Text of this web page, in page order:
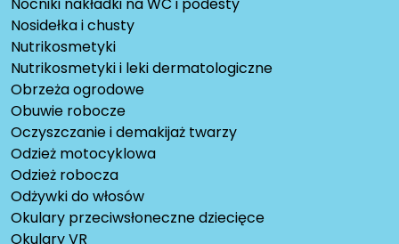
Nosidełka i chusty
Nutrikosmetyki
Nutrikosmetyki i leki dermatologiczne
Obrzeża ogrodowe
Obuwie robocze
Oczyszczanie i demakijaż twarzy
Odzież motocyklowa
Odzież robocza
Odżywki do włosów
Okulary przeciwsłoneczne dziecięce
Okulary VR